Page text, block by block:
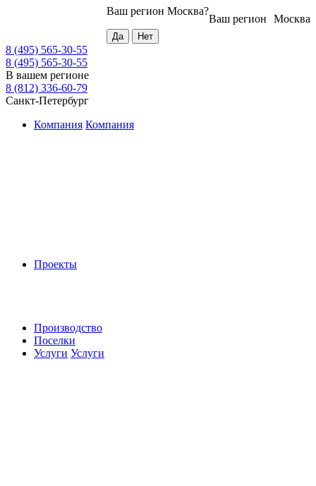
Москва
Ваш регион
Ваш регион Москва?
8 (495) 565-30-55
8 (495) 565-30-55
В вашем регионе
8 (812) 336-60-79
Санкт-Петербург
Компания Компания
Проекты
Производство
Поселки
Услуги Услуги